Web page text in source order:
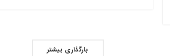
بارگذاری بیشتر